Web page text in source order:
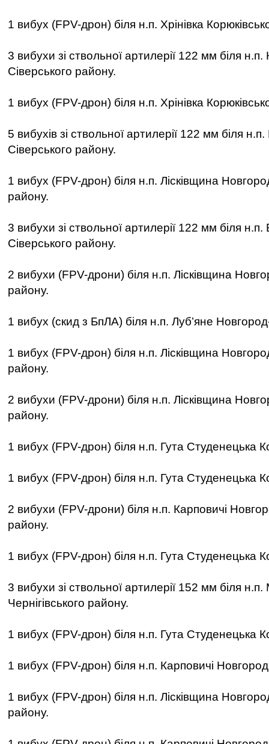
1 вибух (FPV-дрон) біля н.п. Хрінівка
3 вибухи зі ствольної артилерії 122 мм біля
Сіверського району.
1 вибух (FPV-дрон) біля н.п. Хрінівка
5 вибухів зі ствольної артилерії 122 мм біля
Сіверського району.
1 вибух (FPV-дрон) біля н.п. Лісківщина
району.
3 вибухи зі ствольної артилерії 122 мм біля
Сіверського району.
2 вибухи (FPV-дрони) біля н.п. Лісківщина
району.
1 вибух (скид з БпЛА) біля н.п. Луб’яне
1 вибух (FPV-дрон) біля н.п. Лісківщина
району.
2 вибухи (FPV-дрони) біля н.п. Лісківщина
району.
1 вибух (FPV-дрон) біля н.п. Гута Студенецька
1 вибух (FPV-дрон) біля н.п. Гута Студенецька
2 вибухи (FPV-дрони) біля н.п. Карповичі
району.
1 вибух (FPV-дрон) біля н.п. Гута Студенецька
3 вибухи зі ствольної артилерії 152 мм біля
Чернігівського району.
1 вибух (FPV-дрон) біля н.п. Гута Студенецька
1 вибух (FPV-дрон) біля н.п. Карповичі
1 вибух (FPV-дрон) біля н.п. Лісківщина
району.